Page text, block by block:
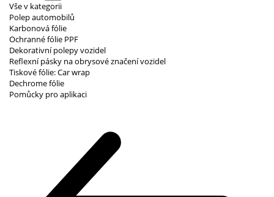
Vše v kategorii
Polep automobilů
Karbonová fólie
Ochranné fólie PPF
Dekorativní polepy vozidel
Reflexní pásky na obrysové značení vozidel
Tiskové fólie: Car wrap
Dechrome fólie
Pomůcky pro aplikaci